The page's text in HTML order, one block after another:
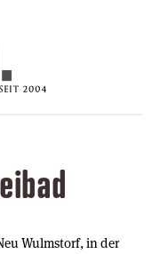
Wulmstorf, in der